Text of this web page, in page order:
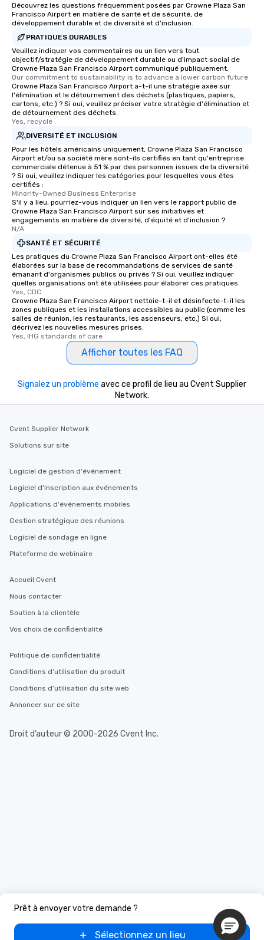
Découvrez les questions fréquemment posées par Crowne Plaza San
Francisco Airport en matière de santé et de sécurité, de
développement durable et de diversité et d'inclusion.
PRATIQUES DURABLES
Veuillez indiquer vos commentaires ou un lien vers tout
objectif/stratégie de développement durable ou d'impact social de
Crowne Plaza San Francisco Airport communiqué publiquement.
Our commitment to sustainability is to advance a lower carbon future
Crowne Plaza San Francisco Airport a-t-il une stratégie axée sur
l'élimination et le détournement des déchets (plastiques, papiers,
cartons, etc.) ? Si oui, veuillez préciser votre stratégie d'élimination et
de détournement des déchets.
Yes, recycle
DIVERSITÉ ET INCLUSION
Pour les hôtels américains uniquement, Crowne Plaza San Francisco
Airport et/ou sa société mère sont-ils certifiés en tant qu'entreprise
commerciale détenue à 51 % par des personnes issues de la diversité
? Si oui, veuillez indiquer les catégories pour lesquelles vous êtes
certifiés :
Minority-Owned Business Enterprise
S'il y a lieu, pourriez-vous indiquer un lien vers le rapport public de
Crowne Plaza San Francisco Airport sur ses initiatives et
engagements en matière de diversité, d'équité et d'inclusion ?
N/A
SANTÉ ET SÉCURITÉ
Les pratiques du Crowne Plaza San Francisco Airport ont-elles été
élaborées sur la base de recommandations de services de santé
émanant d'organismes publics ou privés ? Si oui, veuillez indiquer
quelles organisations ont été utilisées pour élaborer ces pratiques.
Yes, CDC
Crowne Plaza San Francisco Airport nettoie-t-il et désinfecte-t-il les
zones publiques et les installations accessibles au public (comme les
salles de réunion, les restaurants, les ascenseurs, etc.) Si oui,
décrivez les nouvelles mesures prises.
Yes, IHG standards of care
Afficher toutes les FAQ
Prêt à envoyer votre demande ?
Sélectionnez un lieu
Signalez un problème avec ce profil de lieu au Cvent Supplier
Network.
Cvent Supplier Network
Solutions sur site
Logiciel de gestion d'événement
Logiciel d'inscription aux événements
Applications d'événements mobiles
Gestion stratégique des réunions
Logiciel de sondage en ligne
Plateforme de webinaire
Accueil Cvent
Nous contacter
Soutien à la clientèle
Vos choix de confidentialité
Politique de confidentialité
Conditions d’utilisation du produit
Conditions d’utilisation du site web
Annoncer sur ce site
Droit d’auteur © 2000-2026 Cvent Inc.